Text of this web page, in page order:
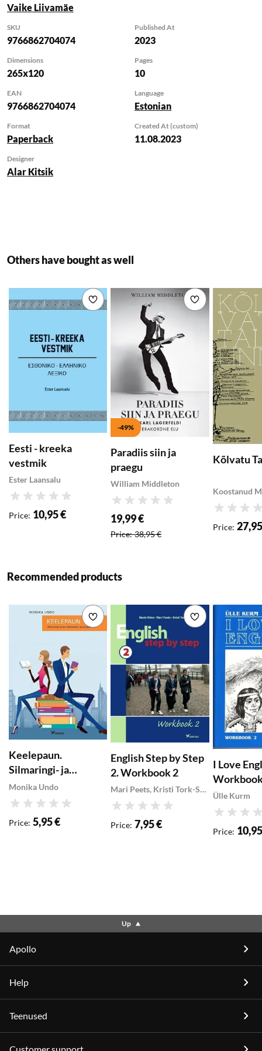
omadussõnade
võrdlusastmetest,
arvsõnadest,
asesõnadest,
eessõnades ja
keelt.
Vaike Liivamäe
SKU
9766862704074
Published At
2023
Dimensions
265x120
Pages
10
EAN
9766862704074
Language
Estonian
Format
Paperback
Created At (custom)
11.08.2023
Designer
Alar Kitsik
Others have bought as well
Eesti - kreeka
vestmik
Ester Laansalu
Rating
Price: 10,95 €
Add to wishlist
-49%
Paradiis siin ja
praegu
William Middleton
Rating
Special price
19,99 €
Price: 38,95 €
Add to wishlist
Kõlvatu
Rating
Price:
Recommended products
Keelepaun.
Silmaringi- ja
loovülesandeid
gümnaasiumis
Monika Undo
Rating
Price: 5,95 €
Add to wishlist
English Step by Step
2. Workbook 2
Mari Peets, Kristi Tork-Sarapuu, Maris Niine
Rating
Price: 7,95 €
Add to wishlist
I Love
Ülle Kurm
Rating
Price:
Up
Apollo
Help
Teenused